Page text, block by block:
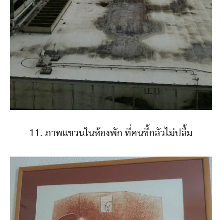
11. ภาพแขวนในห้องพัก ที่คนขี้กลัวไม่ปลื้ม